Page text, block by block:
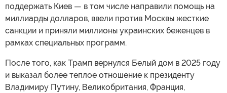
поддержать Киев — в том числе направили помощь на
миллиарды долларов, ввели против Москвы жесткие
санкции и приняли миллионы украинских беженцев в
рамках специальных программ.
После того, как Трамп вернулся Белый дом в 2025 году
и выказал более теплое отношение к президенту
Владимиру Путину, Великобритания, Франция,